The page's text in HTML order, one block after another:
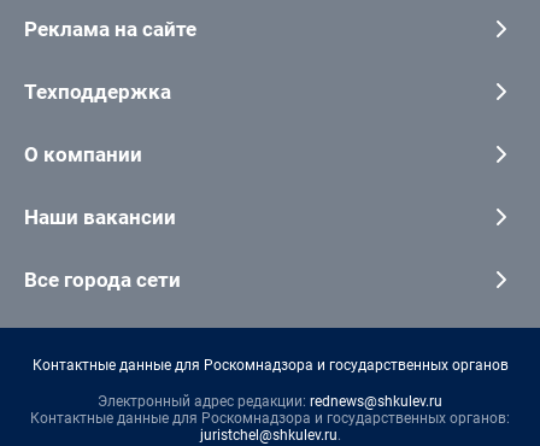
Реклама на сайте
Техподдержка
О компании
Наши вакансии
Все города сети
Контактные данные для Роскомнадзора и государственных органов
Электронный адрес редакции: rednews@shkulev.ru
Контактные данные для Роскомнадзора и государственных органов:
juristchel@shkulev.ru.